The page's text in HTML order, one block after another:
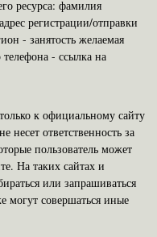
ресурса: фамилия
регистрации/отправки
- занятость желаемая
- ссылка на
к официальному сайту
ответственность за
пользователь может
На таких сайтах и
или запрашиваться
могут совершаться иные